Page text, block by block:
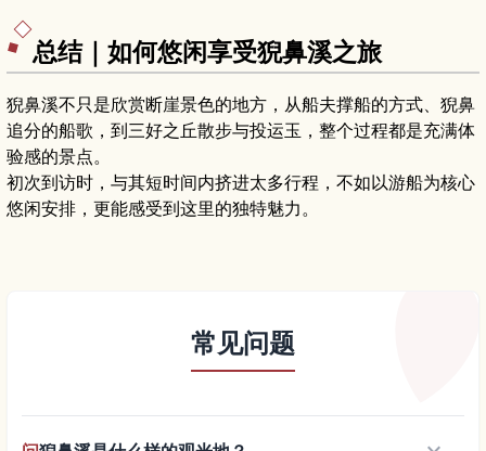
总结｜如何悠闲享受猊鼻溪之旅
猊鼻溪不只是欣赏断崖景色的地方，从船夫撑船的方式、猊鼻
追分的船歌，到三好之丘散步与投运玉，整个过程都是充满体
验感的景点。
初次到访时，与其短时间内挤进太多行程，不如以游船为核心
悠闲安排，更能感受到这里的独特魅力。
常见问题